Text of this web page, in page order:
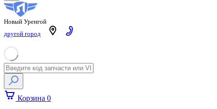
Новый Уренгой
другой город
Корзина 0